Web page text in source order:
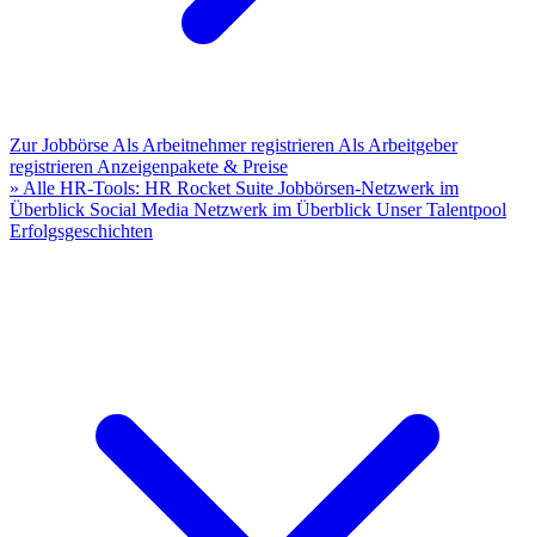
Zur Jobbörse Als Arbeitnehmer registrieren Als Arbeitgeber
registrieren Anzeigenpakete & Preise
» Alle HR-Tools: HR Rocket Suite Jobbörsen-Netzwerk im
Überblick Social Media Netzwerk im Überblick Unser Talentpool
Erfolgsgeschichten